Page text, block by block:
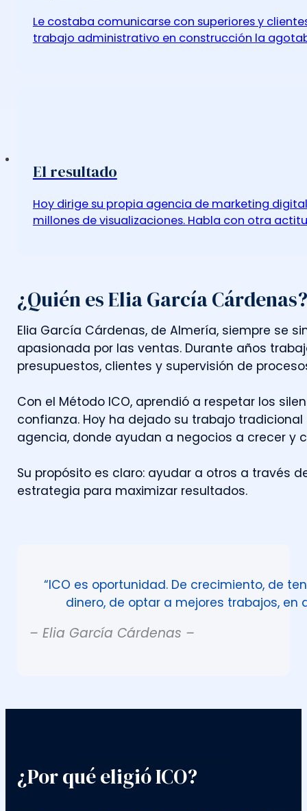
Le costaba comunicarse con superiores y
trabajo administrativo en construcción la
El resultado
Hoy dirige su propia agencia de marketing
millones de visualizaciones. Habla con otra
¿Quién es Elia García
Elia García Cárdenas, de Almería, siempre se si
apasionada por las ventas. Durante años trabaj
presupuestos, clientes y supervisión de proceso
Con el Método ICO, aprendió a respetar los silen
confianza. Hoy ha dejado su trabajo tradicional
agencia, donde ayudan a negocios a crecer y c
Su propósito es claro: ayudar a otros a través d
estrategia para maximizar resultados.
“ICO es oportunidad. De crecimiento, de
dinero, de optar a mejores trabajos, en
– Elia García Cárdenas –
¿Por qué eligió ICO?